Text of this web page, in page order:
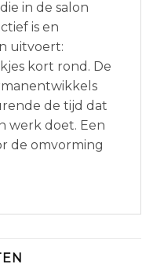
in de salon
is en
uitvoert:
kort rond. De
de tijd dat
werk doet. Een
de omvorming